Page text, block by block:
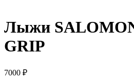
Лыжи
GRIP
7000 ₽